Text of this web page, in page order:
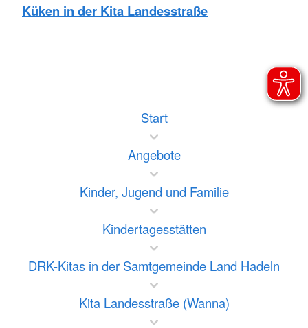
Küken in der Kita Landesstraße
Start
Angebote
Kinder, Jugend und Familie
Kindertagesstätten
DRK-Kitas in der Samtgemeinde Land Hadeln
Kita Landesstraße (Wanna)